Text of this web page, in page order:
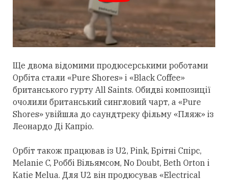
Ще двома відомими продюсерськими роботами
Орбіта стали «Pure Shores» і «Black Coffee»
британського гурту All Saints. Обидві композиції
очолили британський сингловий чарт, а «Pure
Shores» увійшла до саундтреку фільму «Пляж» із
Леонардо Ді Капріо.
Орбіт також працював із U2, Pink, Брітні Спірс,
Melanie C, Роббі Вільямсом, No Doubt, Beth Orton і
Katie Melua. Для U2 він продюсував «Electrical